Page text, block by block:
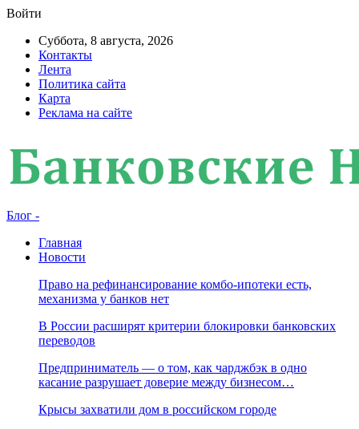
Войти
Суббота, 8 августа, 2026
Контакты
Лента
Политика сайта
Карта
Реклама на сайте
Блог -
Главная
Новости
Право на рефинансирование комбо-ипотеки есть,
механизма у банков нет
В России расширят критерии блокировки банковских
переводов
Предприниматель — о том, как чарджбэк в одно
касание разрушает доверие между бизнесом…
Крысы захватили дом в российском городе